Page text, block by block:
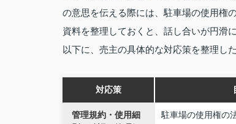
の意思を伝える際には、駐車場の使用権
資料を整理しておくと、話し合いが円滑
以下に、売主の具体的な対応策を整理し
対応策
管理規約・使用細
駐車場の使用権の